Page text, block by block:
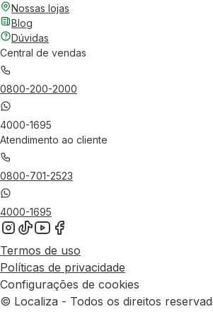
Nossas lojas
Blog
Dúvidas
Central de vendas
0800-200-2000
4000-1695
Atendimento ao cliente
0800-701-2523
4000-1695
Termos de uso
Políticas de privacidade
Configurações de cookies
© Localiza - Todos os direitos